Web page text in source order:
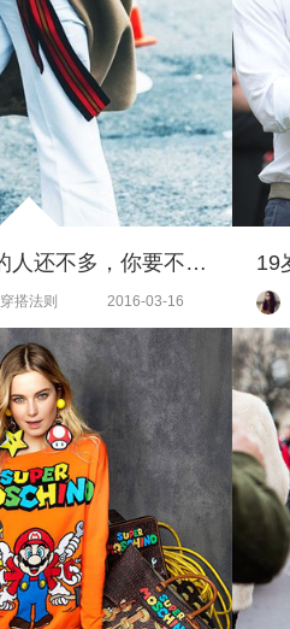
这4个新穿法玩的人还不多，你要不先试试呗？
穿搭法则 2016-03-16